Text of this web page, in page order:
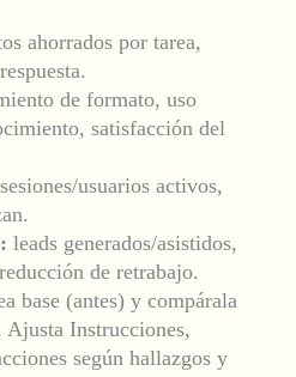
ahorrados por tarea,
de formato, uso
satisfacción del
usuarios activos,
leads generados/asistidos,
de retrabajo.
base (antes) y compárala
Ajusta Instrucciones,
según hallazgos y